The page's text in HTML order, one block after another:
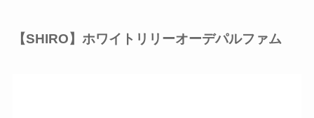
【SHIRO】ホワイトリリーオーデパルファム